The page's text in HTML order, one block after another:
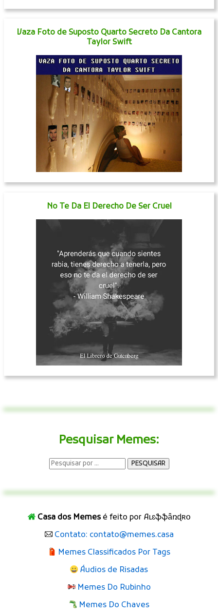
Vaza Foto de Suposto Quarto Secreto Da Cantora
Taylor Swift
No Te Da El Derecho De Ser Cruel
Pesquisar Memes:
Casa dos Memesé feito por Aʟɛֆֆǟռɖʀօ
Contato: contato@memes.casa
Memes Classificados Por Tags
Áudios de Risadas
Memes Do Rubinho
Memes Do Chaves